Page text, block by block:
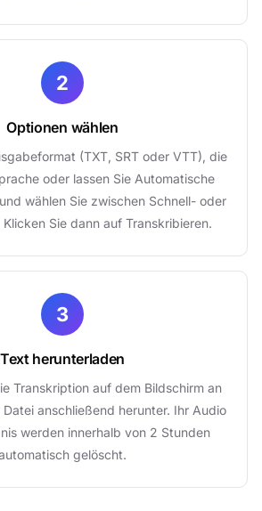
2
Optionen wählen
(TXT, SRT oder VTT), die
oder lassen Sie Automatische
wählen Sie zwischen Schnell- oder
Sie dann auf Transkribieren.
3
Text herunterladen
Transkription auf dem Bildschirm an
anschließend herunter. Ihr Audio
werden innerhalb von 2 Stunden
gelöscht.